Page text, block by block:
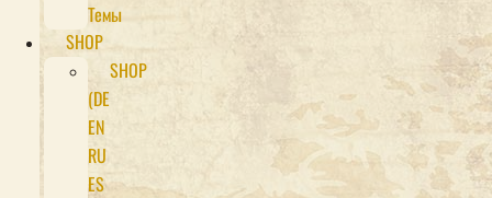
Темы
SHOP
SHOP
(DE
EN
RU
ES